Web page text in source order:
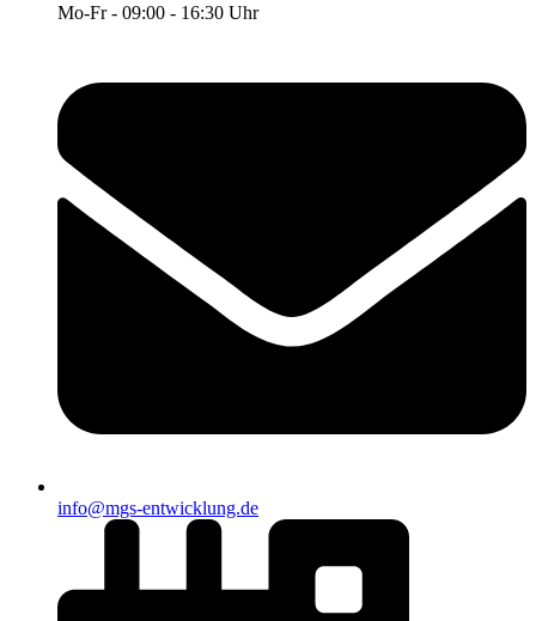
Mo-Fr - 09:00 - 16:30 Uhr
info@mgs-entwicklung.de